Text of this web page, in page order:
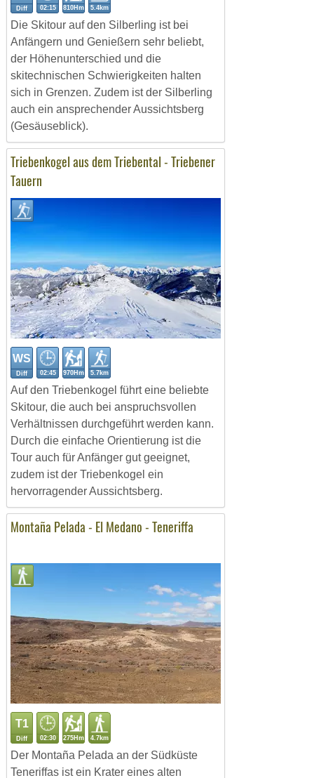
Diff 02:15 810Hm 5.4km
Die Skitour auf den Silberling ist bei
Anfängern und Genießern sehr beliebt,
der Höhenunterschied und die
skitechnischen Schwierigkeiten halten
sich in Grenzen. Zudem ist der Silberling
auch ein ansprechender Aussichtsberg
(Gesäuseblick).
Triebenkogel aus dem Triebental - Triebener
Tauern
WS
Diff 02:45 970Hm 5.7km
Auf den Triebenkogel führt eine beliebte
Skitour, die auch bei anspruchsvollen
Verhältnissen durchgeführt werden kann.
Durch die einfache Orientierung ist die
Tour auch für Anfänger gut geeignet,
zudem ist der Triebenkogel ein
hervorragender Aussichtsberg.
Montaña Pelada - El Medano - Teneriffa
T1
Diff 02:30 275Hm 4.7km
Der Montaña Pelada an der Südküste
Teneriffas ist ein Krater eines alten